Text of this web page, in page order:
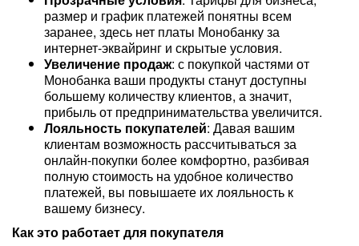
размер и график платежей понятны всем
заранее, здесь нет платы Монобанку за
интернет-эквайринг и скрытые условия.
Увеличение продаж: с покупкой частями от
Монобанка ваши продукты станут доступны
большему количеству клиентов, а значит,
прибыль от предпринимательства увеличится.
Лояльность покупателей: Давая вашим
клиентам возможность рассчитываться за
онлайн-покупки более комфортно, разбивая
полную стоимость на удобное количество
платежей, вы повышаете их лояльность к
вашему бизнесу.
Как это работает для покупателя